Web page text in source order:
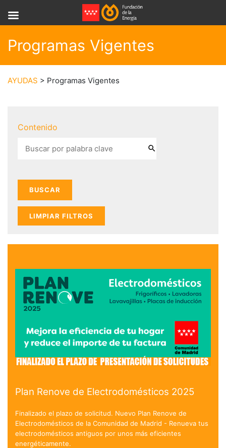
Programas Vigentes
AYUDAS > Programas Vigentes
Contenido
LIMPIAR FILTROS
Plan Renove de Electrodomésticos 2025
Finalizado el plazo de solicitud. Nuevo Plan Renove de
Electrodomésticos de la Comunidad de Madrid - Renueva tus
electrodomésticos antiguos por unos más eficientes
energéticamente.